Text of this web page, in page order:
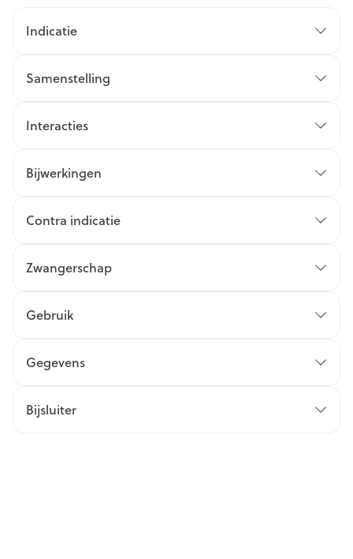
Indicatie
Samenstelling
Interacties
Bijwerkingen
Contra indicatie
Zwangerschap
Gebruik
Gegevens
Bijsluiter